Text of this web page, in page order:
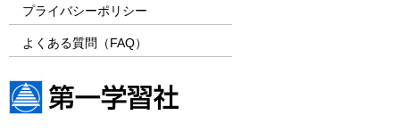
プライバシーポリシー
よくある質問（FAQ）